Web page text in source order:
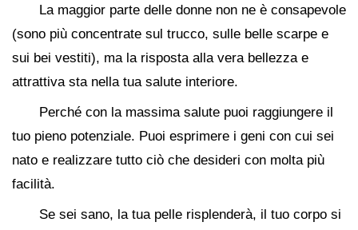
La maggior parte delle donne non ne è consapevole
(sono più concentrate sul trucco, sulle belle scarpe e
sui bei vestiti), ma la risposta alla vera bellezza e
attrattiva sta nella tua salute interiore.
Perché con la massima salute puoi raggiungere il
tuo pieno potenziale. Puoi esprimere i geni con cui sei
nato e realizzare tutto ciò che desideri con molta più
facilità.
Se sei sano, la tua pelle risplenderà, il tuo corpo si